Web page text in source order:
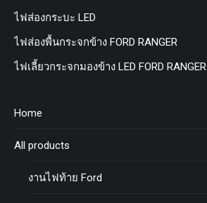
ไฟส่องกระบะ LED
ไฟส่องพื้นกระจกข้าง FORD RANGER
ไฟเลี้ยวกระจกมองข้าง LED FORD RANGER
Home
All products
งานไฟท้าย Ford